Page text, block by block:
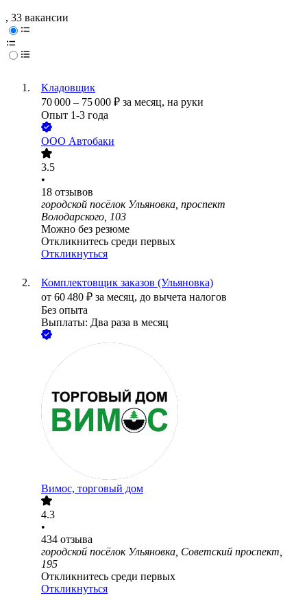
, 33 вакансии
Кладовщик
70 000 – 75 000 ₽ за месяц, на руки
Опыт 1-3 года
ООО Автобаки
3.5
•
18 отзывов
городской посёлок Ульяновка, проспект
Володарского, 103
Можно без резюме
Откликнитесь среди первых
Откликнуться
Комплектовщик заказов (Ульяновка)
от 60 480 ₽ за месяц, до вычета налогов
Без опыта
Выплаты: Два раза в месяц
Вимос, торговый дом
4.3
•
434 отзыва
городской посёлок Ульяновка, Советский проспект,
195
Откликнитесь среди первых
Откликнуться